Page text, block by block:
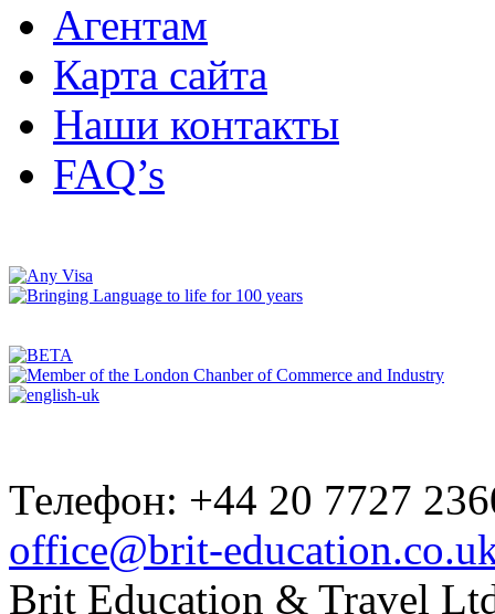
Агентам
Карта сайта
Наши контакты
FAQ’s
Телефон: +44 20 7727
office@brit-
Brit Education & Travel